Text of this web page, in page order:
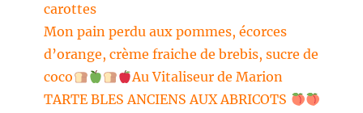
carottes
Mon pain perdu aux pommes, écorces
d’orange, crème fraiche de brebis, sucre de
coco
Au Vitaliseur de Marion
TARTE BLES ANCIENS AUX ABRICOTS